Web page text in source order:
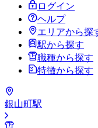
ログイン
ヘルプ
エリアから探
駅から探す
職種から探す
特徴から探す
銀山町駅